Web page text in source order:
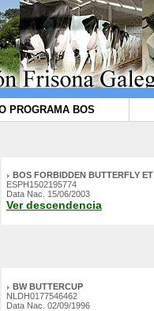
PROGRAMA BOS
BOS FORBIDDEN BUTTERFLY ET
ESPH1502195774
Data Nac. 15/06/2003
Ver descendencia
BW BUTTERCUP
NLDH0177546462
Data Nac. 02/09/1996